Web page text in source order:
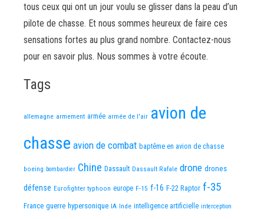
tous ceux qui ont un jour voulu se glisser dans la peau d’un
pilote de chasse. Et nous sommes heureux de faire ces
sensations fortes au plus grand nombre. Contactez-nous
pour en savoir plus. Nous sommes à votre écoute.
Tags
allemagne armement armée armée de l'air avion de
chasse avion de combat baptême en avion de chasse
boeing bombardier Chine Dassault Dassault Rafale drone drones
défense Eurofighter typhoon europe F-15 f-16 F-22 Raptor f-35
France guerre hypersonique IA Inde intelligence artificielle interception